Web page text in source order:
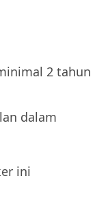
2 tahun
dalam
ini